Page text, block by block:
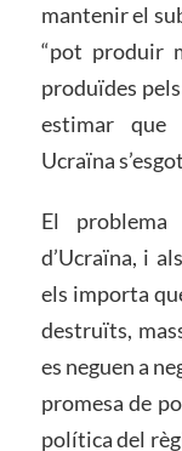
mantenir el
“pot produir
produïdes
estimar que
Ucraïna
El
d’Ucraïna, i
els importa
destruïts,
es neguen a
promesa de
política del